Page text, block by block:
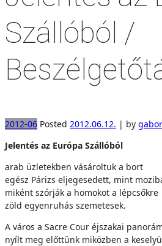
Szállóból /
2012-06 Posted 2012.06.12. | by gabor
Jelentés az Európa Szállóból
arab üzletekben vásároltuk a bort
egész Párizs eljegesedett, mint
miként szórják a homokot a lépcsőkre
zöld egyenruhás szemetesek.
A város a Sacre Cour éjszakai
nyílt meg előttünk miközben a